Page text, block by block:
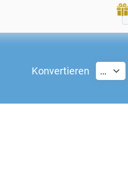
Konvertieren …